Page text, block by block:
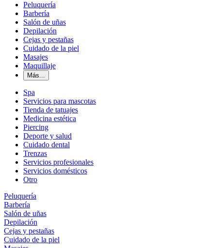
Peluquería
Barbería
Salón de uñas
Depilación
Cejas y pestañas
Cuidado de la piel
Masajes
Maquillaje
Más...
Spa
Servicios para mascotas
Tienda de tatuajes
Medicina estética
Piercing
Deporte y salud
Cuidado dental
Trenzas
Servicios profesionales
Servicios domésticos
Otro
Peluquería
Barbería
Salón de uñas
Depilación
Cejas y pestañas
Cuidado de la piel